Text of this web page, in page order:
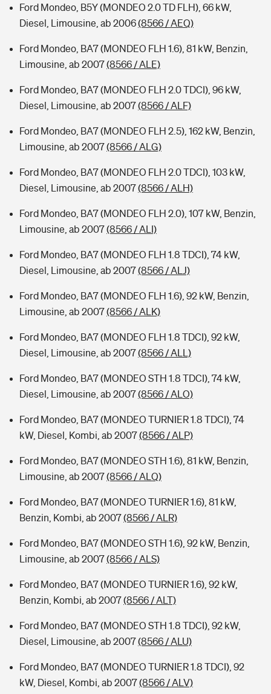
Ford Mondeo, B5Y (MONDEO 2.0 TD FLH), 66 kW,
Diesel, Limousine, ab 2006(8566 / AEQ)
Ford Mondeo, BA7 (MONDEO FLH 1.6), 81 kW, Benzin,
Limousine, ab 2007(8566 / ALE)
Ford Mondeo, BA7 (MONDEO FLH 2.0 TDCI), 96 kW,
Diesel, Limousine, ab 2007(8566 / ALF)
Ford Mondeo, BA7 (MONDEO FLH 2.5), 162 kW, Benzin,
Limousine, ab 2007(8566 / ALG)
Ford Mondeo, BA7 (MONDEO FLH 2.0 TDCI), 103 kW,
Diesel, Limousine, ab 2007(8566 / ALH)
Ford Mondeo, BA7 (MONDEO FLH 2.0), 107 kW, Benzin,
Limousine, ab 2007(8566 / ALI)
Ford Mondeo, BA7 (MONDEO FLH 1.8 TDCI), 74 kW,
Diesel, Limousine, ab 2007(8566 / ALJ)
Ford Mondeo, BA7 (MONDEO FLH 1.6), 92 kW, Benzin,
Limousine, ab 2007(8566 / ALK)
Ford Mondeo, BA7 (MONDEO FLH 1.8 TDCI), 92 kW,
Diesel, Limousine, ab 2007(8566 / ALL)
Ford Mondeo, BA7 (MONDEO STH 1.8 TDCI), 74 kW,
Diesel, Limousine, ab 2007(8566 / ALO)
Ford Mondeo, BA7 (MONDEO TURNIER 1.8 TDCI), 74
kW, Diesel, Kombi, ab 2007(8566 / ALP)
Ford Mondeo, BA7 (MONDEO STH 1.6), 81 kW, Benzin,
Limousine, ab 2007(8566 / ALQ)
Ford Mondeo, BA7 (MONDEO TURNIER 1.6), 81 kW,
Benzin, Kombi, ab 2007(8566 / ALR)
Ford Mondeo, BA7 (MONDEO STH 1.6), 92 kW, Benzin,
Limousine, ab 2007(8566 / ALS)
Ford Mondeo, BA7 (MONDEO TURNIER 1.6), 92 kW,
Benzin, Kombi, ab 2007(8566 / ALT)
Ford Mondeo, BA7 (MONDEO STH 1.8 TDCI), 92 kW,
Diesel, Limousine, ab 2007(8566 / ALU)
Ford Mondeo, BA7 (MONDEO TURNIER 1.8 TDCI), 92
kW, Diesel, Kombi, ab 2007(8566 / ALV)